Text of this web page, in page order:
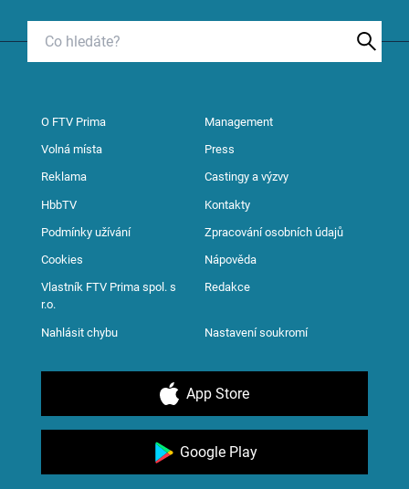
O FTV Prima Management
Volná místa Press
Reklama Castingy a výzvy
HbbTV Kontakty
Podmínky užívání Zpracování osobních údajů
Cookies Nápověda
Vlastník FTV Prima spol. s
r.o.
Redakce
Nahlásit chybu Nastavení soukromí
App Store
Google Play